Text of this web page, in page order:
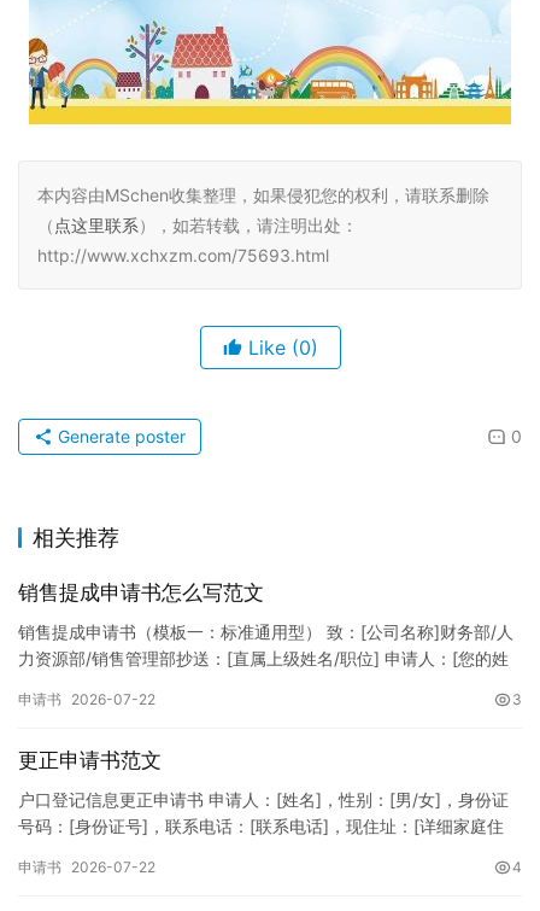
本内容由MSchen收集整理，如果侵犯您的权利，请联系删除
（ 点这里联系），如若转载，请注明出处：
http://www.xchxzm.com/75693.html
Like (0)
0
Generate poster
相关推荐
销售提成申请书怎么写范文
销售提成申请书（模板一：标准通用型） 致：[公司名称]财务部/人
力资源部/销售管理部抄送：[直属上级姓名/职位] 申请人：[您的姓
申请书 2026-07-22 3
更正申请书范文
户口登记信息更正申请书 申请人：[姓名]，性别：[男/女]，身份证
号码：[身份证号]，联系电话：[联系电话]，现住址：[详细家庭住
申请书 2026-07-22 4